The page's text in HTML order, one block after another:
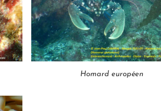
Homard européen